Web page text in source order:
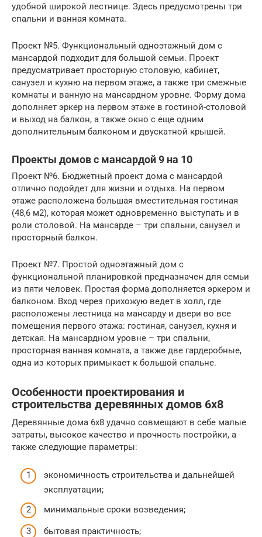
удобной широкой лестнице. Здесь предусмотрены три
спальни и ванная комната.
Проект №5. Функциональный одноэтажный дом с
мансардой подходит для большой семьи. Проект
предусматривает просторную столовую, кабинет,
санузел и кухню на первом этаже, а также три смежные
комнаты и ванную на мансардном уровне. Форму дома
дополняет эркер на первом этаже в гостиной-столовой
и выход на балкон, а также окно с еще одним
дополнительным балконом и двускатной крышей.
Проекты домов с мансардой 9 на 10
Проект №6. Бюджетный проект дома с мансардой
отлично подойдет для жизни и отдыха. На первом
этаже расположена большая вместительная гостиная
(48,6 м2), которая может одновременно выступать и в
роли столовой. На мансарде – три спальни, санузел и
просторный балкон.
Проект №7. Простой одноэтажный дом с
функциональной планировкой предназначен для семьи
из пяти человек. Простая форма дополняется эркером и
балконом. Вход через прихожую ведет в холл, где
расположены лестница на мансарду и двери во все
помещения первого этажа: гостиная, санузел, кухня и
детская. На мансардном уровне – три спальни,
просторная ванная комната, а также две гардеробные,
одна из которых примыкает к большой спальне.
Особенности проектирования и
строительства деревянных домов 6х8
Деревянные дома 6х8 удачно совмещают в себе малые
затраты, высокое качество и прочность постройки, а
также следующие параметры:
экономичность строительства и дальнейшей
эксплуатации;
минимальные сроки возведения;
бытовая практичность;